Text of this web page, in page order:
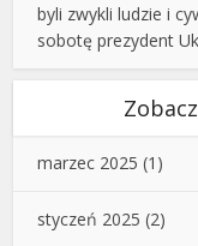
byli zwykli ludzie i
sobotę prezydent
marzec 2025 (1)
styczeń 2025 (2)